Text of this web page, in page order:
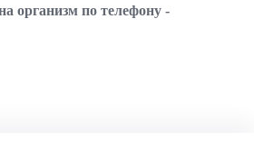
организм по телефону -